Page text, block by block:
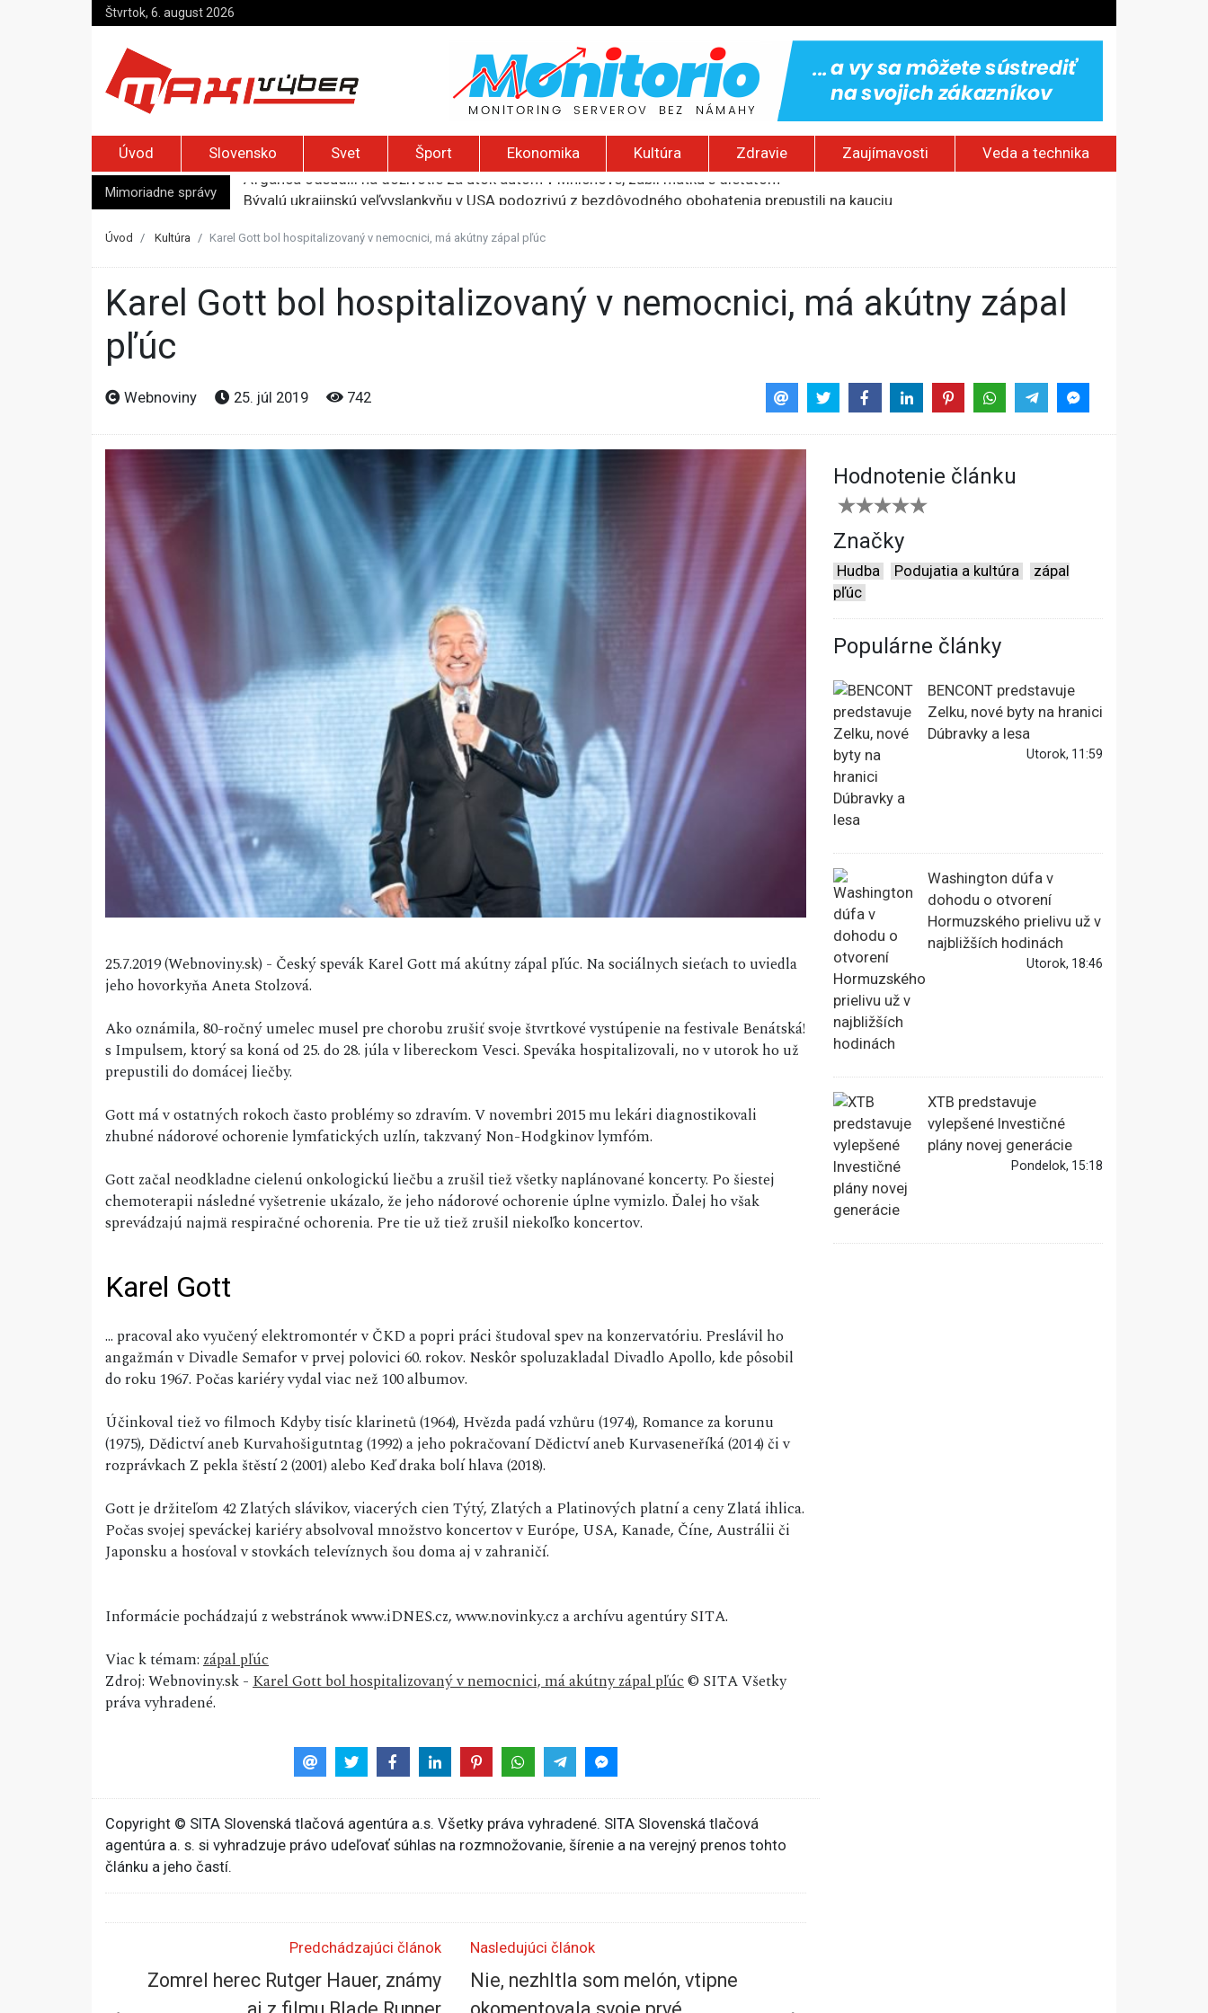
Štvrtok, 6. august 2026
Úvod Slovensko Svet Šport Ekonomika Kultúra Zdravie Zaujímavosti Veda a technika
Mimoriadne správy
Bývalú ukrajinskú veľvyslankyňu v USA podozrivú z bezdôvodného obohatenia prepustili na kauciu
Kremeľ rozšíril možnosti náboru do armády aj pre ďalších páchateľov trestných činov
Úvod Kultúra Karel Gott bol hospitalizovaný v nemocnici, má akútny zápal pľúc
Karel Gott bol hospitalizovaný v nemocnici, má akútny zápal
pľúc
Webnoviny 25. júl 2019 742
25.7.2019 (Webnoviny.sk) - Český spevák Karel Gott má akútny zápal pľúc. Na sociálnych sieťach to uviedla
jeho hovorkyňa Aneta Stolzová.
Ako oznámila, 80-ročný umelec musel pre chorobu zrušiť svoje štvrtkové vystúpenie na festivale Benátská!
s Impulsem, ktorý sa koná od 25. do 28. júla v libereckom Vesci. Speváka hospitalizovali, no v utorok ho už
prepustili do domácej liečby.
Gott má v ostatných rokoch často problémy so zdravím. V novembri 2015 mu lekári diagnostikovali
zhubné nádorové ochorenie lymfatických uzlín, takzvaný Non-Hodgkinov lymfóm.
Gott začal neodkladne cielenú onkologickú liečbu a zrušil tiež všetky naplánované koncerty. Po šiestej
chemoterapii následné vyšetrenie ukázalo, že jeho nádorové ochorenie úplne vymizlo. Ďalej ho však
sprevádzajú najmä respiračné ochorenia. Pre tie už tiež zrušil niekoľko koncertov.
Karel Gott
... pracoval ako vyučený elektromontér v ČKD a popri práci študoval spev na konzervatóriu. Preslávil ho
angažmán v Divadle Semafor v prvej polovici 60. rokov. Neskôr spoluzakladal Divadlo Apollo, kde pôsobil
do roku 1967. Počas kariéry vydal viac než 100 albumov.
Účinkoval tiež vo filmoch Kdyby tisíc klarinetů (1964), Hvězda padá vzhůru (1974), Romance za korunu
(1975), Dědictví aneb Kurvahošigutntag (1992) a jeho pokračovaní Dědictví aneb Kurvaseneříká (2014) či v
rozprávkach Z pekla štěstí 2 (2001) alebo Keď draka bolí hlava (2018).
Gott je držiteľom 42 Zlatých slávikov, viacerých cien Týtý, Zlatých a Platinových platní a ceny Zlatá ihlica.
Počas svojej speváckej kariéry absolvoval množstvo koncertov v Európe, USA, Kanade, Číne, Austrálii či
Japonsku a hosťoval v stovkách televíznych šou doma aj v zahraničí.
Informácie pochádzajú z webstránok www.iDNES.cz, www.novinky.cz a archívu agentúry SITA.
Viac k témam:zápal pľúc
Zdroj: Webnoviny.sk -Karel Gott bol hospitalizovaný v nemocnici, má akútny zápal pľúc© SITA Všetky
práva vyhradené.
Hodnotenie článku
Značky
Hudba Podujatia a kultúra
zápal
pľúc
Populárne články
BENCONT predstavuje
Zelku, nové byty na hranici
Dúbravky a lesa
Utorok, 11:59
Washington dúfa v
dohodu o otvorení
Hormuzského prielivu už v
najbližších hodinách
Utorok, 18:46
XTB predstavuje
vylepšené Investičné
plány novej generácie
Pondelok, 15:18
Copyright © SITA Slovenská tlačová agentúra a.s. Všetky práva vyhradené. SITA Slovenská tlačová
agentúra a. s. si vyhradzuje právo udeľovať súhlas na rozmnožovanie, šírenie a na verejný prenos tohto
článku a jeho častí.
Predchádzajúci článok
Zomrel herec Rutger Hauer, známy
Nasledujúci článok
Nie, nezhltla som melón, vtipne